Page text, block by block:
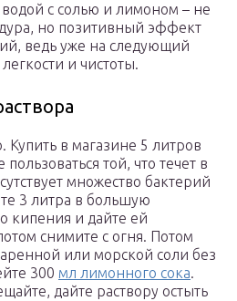
с солью и лимоном – не
но позитивный эффект
ведь уже на следующий
и чистоты.
Купить в магазине 5 литров
той, что течет в
множество бактерий
3 литра в большую
кипения и дайте ей
снимите с огня. Потом
или морской соли без
300 мл лимонного сока.
дайте раствору остыть